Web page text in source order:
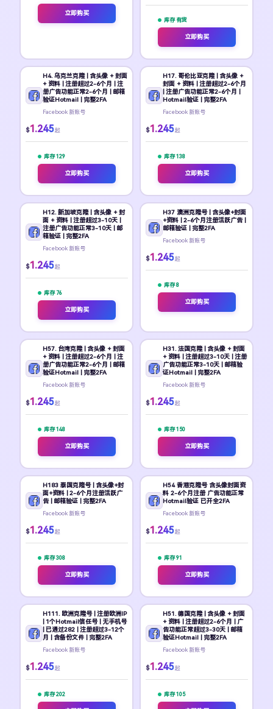
立即购买
库存 有货
立即购买
H4. 乌克兰克隆 | 含头像 + 封面
+ 资料 | 注册超过2-6个月 | 注
册广告功能正常2-6个月 | 邮箱
验证Hotmail | 完整2FA
Facebook 新账号
$1.245 起
库存 129
立即购买
H17. 哥伦比亚克隆 | 含头像 +
封面 + 资料 | 注册超过2-6个月
| 注册广告功能正常2-6个月 |
Hotmail验证 | 完整2FA
Facebook 新账号
$1.245 起
库存 138
立即购买
H12. 新加坡克隆 | 含头像 + 封
面 + 资料 | 注册超过3-10天 |
注册广告功能正常3-10天 | 邮
箱验证 | 完整2FA
Facebook 新账号
$1.245 起
库存 76
立即购买
H37 澳洲克隆号 | 含头像+封面
+资料 | 2-6个月注册活跃广告 |
邮箱验证 | 完整2FA
Facebook 新账号
$1.245 起
库存 8
立即购买
H57. 台湾克隆 | 含头像 + 封面
+ 资料 | 注册超过2-6个月 | 注
册广告功能正常2-6个月 | 邮箱
验证Hotmail | 完整2FA
Facebook 新账号
$1.245 起
库存 148
立即购买
H31. 法国克隆 | 含头像 + 封面
+ 资料 | 注册超过3-10天 | 注册
广告功能正常3-10天 | 邮箱验
证Hotmail | 完整2FA
Facebook 新账号
$1.245 起
库存 150
立即购买
H183 泰国克隆号 | 含头像+封
面+资料 | 2-6个月注册活跃广
告 | 邮箱验证 | 完整2FA
Facebook 新账号
$1.245 起
库存 308
立即购买
H54 香港克隆号 含头像封面资
料 2-6个月注册 广告功能正常
Hotmail验证 已开全2FA
Facebook 新账号
$1.245 起
库存 91
立即购买
H111. 欧洲克隆号 | 注册欧洲IP
| 1个Hotmail信任号 | 无手机号
| 已通过282 | 注册超过3-12个
月 | 含备份文件 | 完整2FA
Facebook 新账号
$1.245 起
库存 202
H51. 德国克隆 | 含头像 + 封面
+ 资料 | 注册超过2-6个月 | 广
告功能正常超过3-30天 | 邮箱
验证Hotmail | 完整2FA
Facebook 新账号
$1.245 起
库存 105